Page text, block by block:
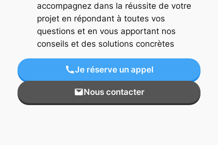
accompagnez dans la réussite de votre
projet en répondant à toutes vos
questions et en vous apportant nos
conseils et des solutions concrètes
Je réserve un appel
Nous contacter